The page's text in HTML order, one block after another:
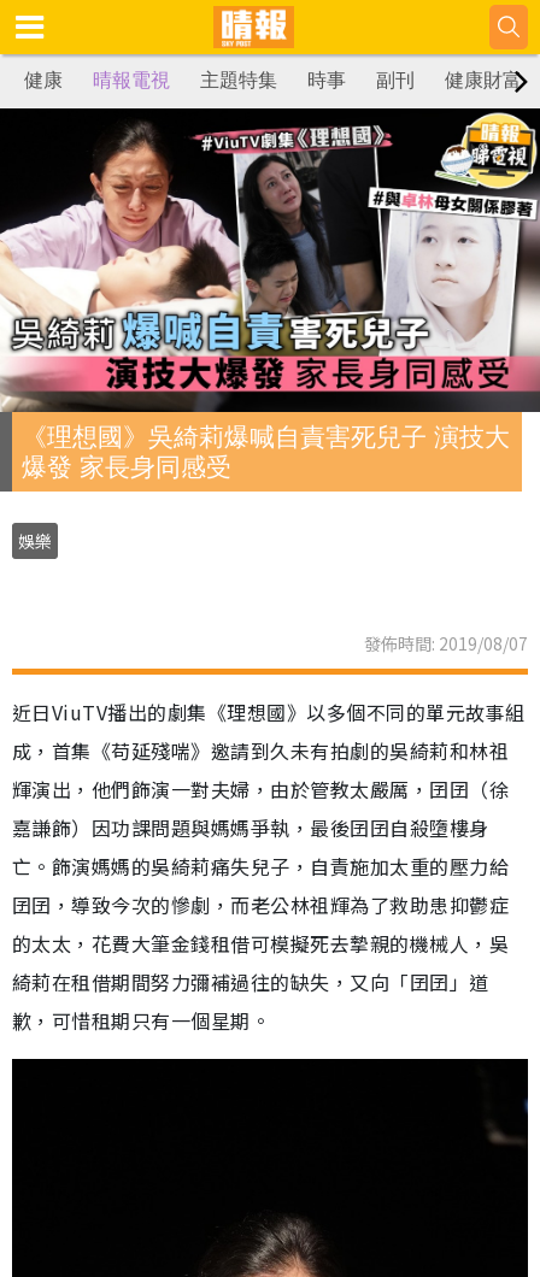
健康 晴報電視 主題特集 時事 副刊 健康財富
《理想國》吳綺莉爆喊自責害死兒子 演技大
爆發 家長身同感受
娛樂
發佈時間: 2019/08/07
近日ViuTV播出的劇集《理想國》以多個不同的單元故事組
成，首集《苟延殘喘》邀請到久未有拍劇的吳綺莉和林祖
輝演出，他們飾演一對夫婦，由於管教太嚴厲，囝囝（徐
嘉謙飾）因功課問題與媽媽爭執，最後囝囝自殺墮樓身
亡。飾演媽媽的吳綺莉痛失兒子，自責施加太重的壓力給
囝囝，導致今次的慘劇，而老公林祖輝為了救助患抑鬱症
的太太，花費大筆金錢租借可模擬死去摯親的機械人，吳
綺莉在租借期間努力彌補過往的缺失，又向「囝囝」道
歉，可惜租期只有一個星期。